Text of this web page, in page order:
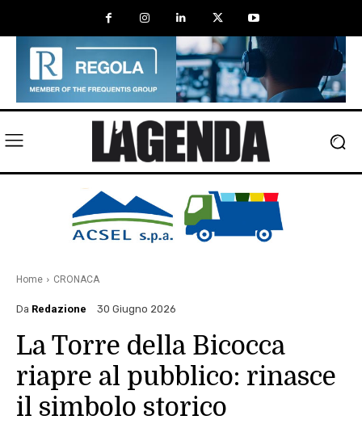
Home CRONACA
Da Redazione 30 Giugno 2026
La Torre della Bicocca
riapre al pubblico: rinasce
il simbolo storico